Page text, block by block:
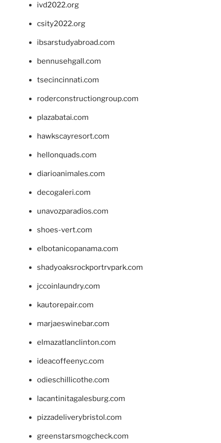
ivd2022.org
csity2022.org
ibsarstudyabroad.com
bennusehgall.com
tsecincinnati.com
roderconstructiongroup.com
plazabatai.com
hawkscayresort.com
hellonquads.com
diarioanimales.com
decogaleri.com
unavozparadios.com
shoes-vert.com
elbotanicopanama.com
shadyoaksrockportrvpark.com
jccoinlaundry.com
kautorepair.com
marjaeswinebar.com
elmazatlanclinton.com
ideacoffeenyc.com
odieschillicothe.com
lacantinitagalesburg.com
pizzadeliverybristol.com
greenstarsmogcheck.com